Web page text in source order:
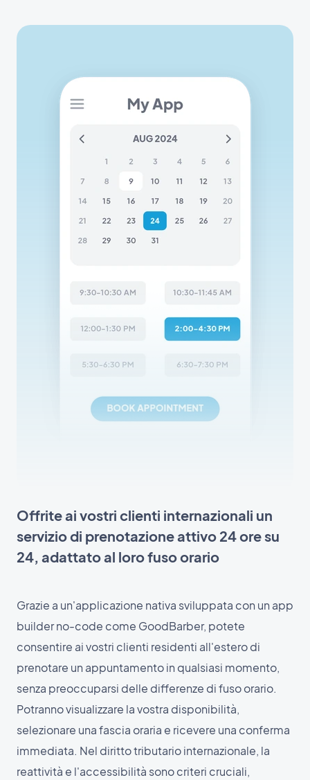
Offrite ai vostri clienti internazionali un
servizio di prenotazione attivo 24 ore su
24, adattato al loro fuso orario
Grazie a un'applicazione nativa sviluppata con un app
builder no-code come GoodBarber, potete
consentire ai vostri clienti residenti all'estero di
prenotare un appuntamento in qualsiasi momento,
senza preoccuparsi delle differenze di fuso orario.
Potranno visualizzare la vostra disponibilità,
selezionare una fascia oraria e ricevere una conferma
immediata. Nel diritto tributario internazionale, la
reattività e l'accessibilità sono criteri cruciali,